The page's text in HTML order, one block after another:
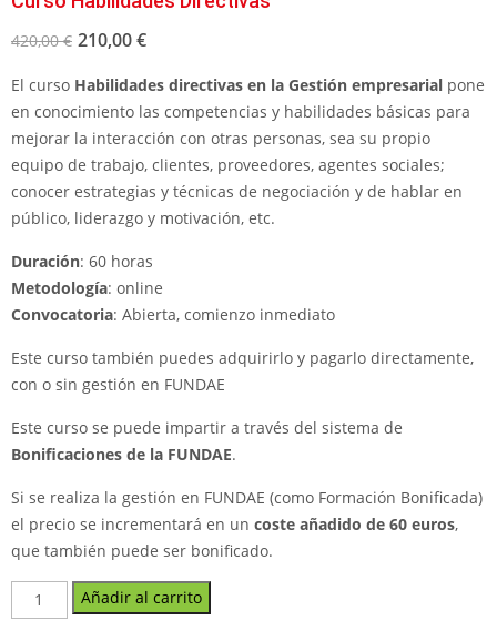
420,00€ 210,00€
El curso Habilidades directivas en la Gestión empresarial pone
en conocimiento las competencias y habilidades básicas para
mejorar la interacción con otras personas, sea su propio
equipo de trabajo, clientes, proveedores, agentes sociales;
conocer estrategias y técnicas de negociación y de hablar en
público, liderazgo y motivación, etc.
Duración: 60 horas
Metodología: online
Convocatoria: Abierta, comienzo inmediato
Este curso también puedes adquirirlo y pagarlo directamente,
con o sin gestión en FUNDAE
Este curso se puede impartir a través del sistema de
Bonificaciones de la FUNDAE.
Si se realiza la gestión en FUNDAE (como Formación Bonificada)
el precio se incrementará en un coste añadido de 60 euros,
que también puede ser bonificado.
Curso
Habilidades
Añadir al carrito